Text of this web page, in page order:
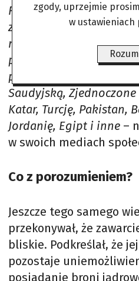
Rozmowy oraz końcowe
zarówno co do
najdrobniejszych
przez wszystkie
przez Stany
Saudyjską,
Katar, Turcję, Pakistan,
Jordanię, Egipt i inne –
w swoich mediach
Co z porozumieniem?
Jeszcze tego samego
przekonywał, że
bliskie. Podkreślał, że
pozostaje
posiadanie broni
zgody, uprzejmie
w ustawieniach